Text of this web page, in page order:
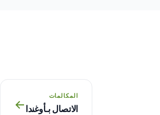
المكالمات
الاتصال بـأوغندا →